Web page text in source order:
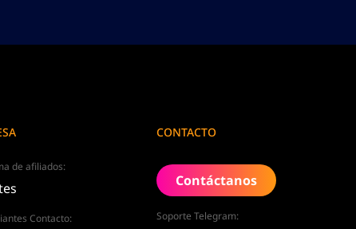
de afiliados:
Contacto:
CONTACTO
Contáctanos
Soporte Telegram: